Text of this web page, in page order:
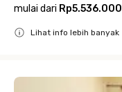
mulai dari Rp5.536.000
Lihat info lebih banyak